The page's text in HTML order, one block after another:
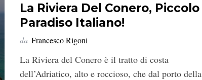
La Riviera Del Conero, Piccolo
Paradiso Italiano!
da Francesco Rigoni
La Riviera del Conero è il tratto di costa
dell’Adriatico, alto e roccioso, che dal porto della